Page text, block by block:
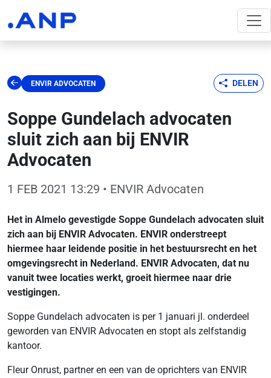
ENVIR ADVOCATEN DELEN
Soppe Gundelach advocaten
sluit zich aan bij ENVIR
Advocaten
1 FEB 2021 13:29 • ENVIR Advocaten
Het in Almelo gevestigde Soppe Gundelach advocaten sluit
zich aan bij ENVIR Advocaten. ENVIR onderstreept
hiermee haar leidende positie in het bestuursrecht en het
omgevingsrecht in Nederland. ENVIR Advocaten, dat nu
vanuit twee locaties werkt, groeit hiermee naar drie
vestigingen.
Soppe Gundelach advocaten is per 1 januari jl. onderdeel
geworden van ENVIR Advocaten en stopt als zelfstandig
kantoor.
Fleur Onrust, partner en een van de oprichters van ENVIR